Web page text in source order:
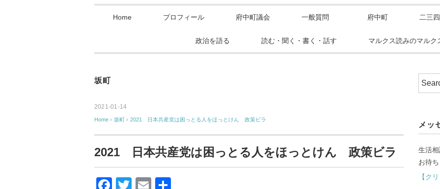
Home プロフィール 府中町議会 一般質問 府中町 二三
政治を語る 読む・聞く・書く・話す マルクス読みのマルク
坂町
2021-01-14
Home › 坂町 › 2021 日本共産党は困っとる人をほっとけん 政策ビラ
2021 日本共産党は困っとる人をほっとけん 政策ビラ
F T E
メッ
生活
お待
【ク